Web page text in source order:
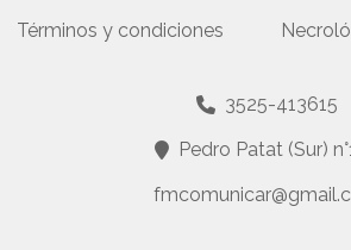
Términos y condiciones
3525-413615
Pedro Patat (Sur)